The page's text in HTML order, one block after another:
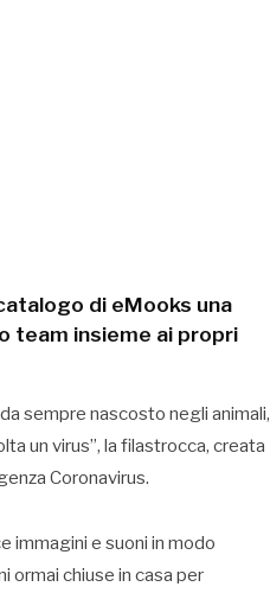
di eMooks una
team insieme ai propri
sempre nascosto negli animali,
un virus”, la filastrocca, creata
Coronavirus.
immagini e suoni in modo
ormai chiuse in casa per